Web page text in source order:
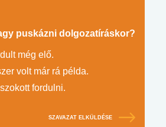
puskázni dolgozatíráskor?
még elő.
volt már rá példa.
fordulni.
SZAVAZAT ELKÜLDÉSE